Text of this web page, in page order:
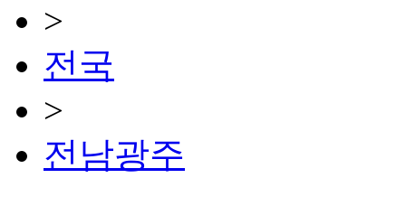
>
전국
>
전남광주